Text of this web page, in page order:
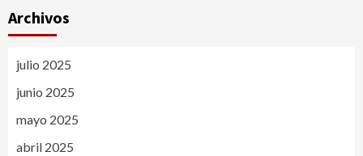
Archivos
julio 2025
junio 2025
mayo 2025
abril 2025